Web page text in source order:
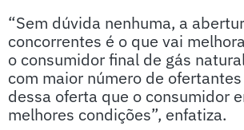
“Sem dúvida nenhuma, a
concorrentes é o que vai
o consumidor final de gás
com maior número de
dessa oferta que o consumidor
melhores condições”, enfatiza.